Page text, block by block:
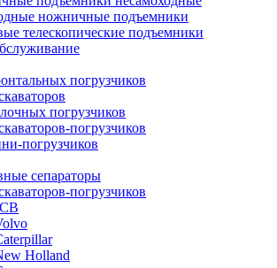
ножничные подъемники
телескопические подъемники
погрузчиков
погрузчиков
погрузчиков
погрузчиков
сепараторы
погрузчиков
Holland